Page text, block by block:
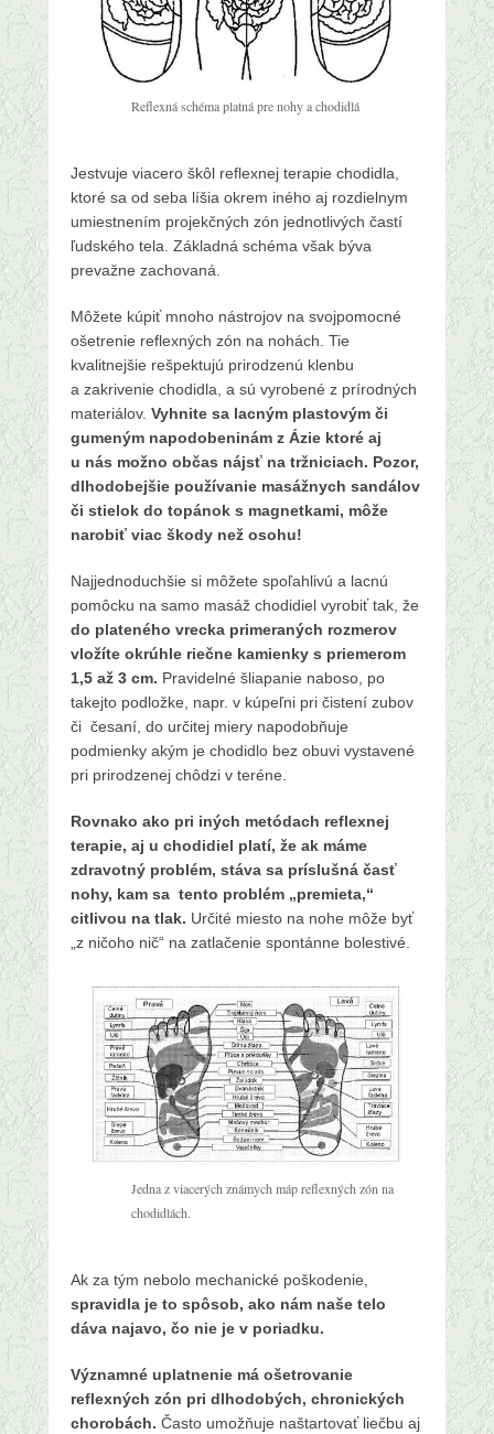
Reflexná schéma platná pre nohy a chodidlá
Jestvuje viacero škôl reflexnej terapie chodidla,
ktoré sa od seba líšia okrem iného aj rozdielnym
umiestnením projekčných zón jednotlivých častí
ľudského tela. Základná schéma však býva
prevažne zachovaná.
Môžete kúpiť mnoho nástrojov na svojpomocné
ošetrenie reflexných zón na nohách. Tie
kvalitnejšie rešpektujú prirodzenú klenbu
a zakrivenie chodidla, a sú vyrobené z prírodných
materiálov. Vyhnite sa lacným plastovým či
gumeným napodobeninám z Ázie ktoré aj
u nás možno občas nájsť na tržniciach. Pozor,
dlhodobejšie používanie masážnych sandálov
či stielok do topánok s magnetkami, môže
narobiť viac škody než osohu!
Najjednoduchšie si môžete spoľahlivú a lacnú
pomôcku na samo masáž chodidiel vyrobiť tak, že
do plateného vrecka primeraných rozmerov
vložíte okrúhle riečne kamienky s priemerom
1,5 až 3 cm. Pravidelné šliapanie naboso, po
takejto podložke, napr. v kúpeľni pri čistení zubov
či česaní, do určitej miery napodobňuje
podmienky akým je chodidlo bez obuvi vystavené
pri prirodzenej chôdzi v teréne.
Rovnako ako pri iných metódach reflexnej
terapie, aj u chodidiel platí, že ak máme
zdravotný problém, stáva sa príslušná časť
nohy, kam sa tento problém „premieta,“
citlivou na tlak. Určité miesto na nohe môže byť
„z ničoho nič“ na zatlačenie spontánne bolestivé.
Jedna z viacerých známych máp reflexných zón na
chodidlách.
Ak za tým nebolo mechanické poškodenie,
spravidla je to spôsob, ako nám naše telo
dáva najavo, čo nie je v poriadku.
Významné uplatnenie má ošetrovanie
reflexných zón pri dlhodobých, chronických
chorobách. Často umožňuje naštartovať liečbu aj